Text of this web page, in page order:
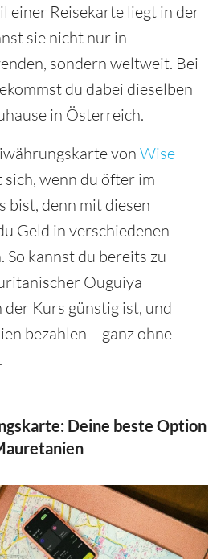
einer Reisekarte liegt in der
sie nicht nur in
sondern weltweit. Bei
du dabei dieselben
in Österreich.
von Wise
sich, wenn du öfter im
bist, denn mit diesen
Geld in verschiedenen
So kannst du bereits zu
Ouguiya
der Kurs günstig ist, und
bezahlen – ganz ohne
Deine beste Option